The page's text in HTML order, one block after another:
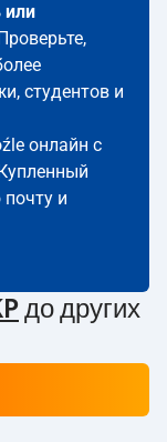
или
студентов и
онлайн с
и
до других